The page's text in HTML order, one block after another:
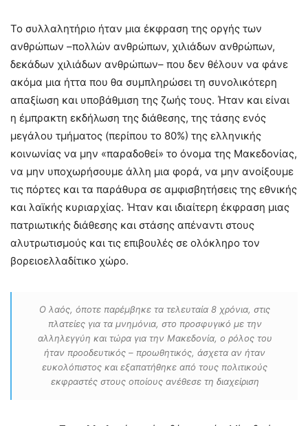
Το συλλαλητήριο ήταν μια έκφραση της οργής των
ανθρώπων –πολλών ανθρώπων, χιλιάδων ανθρώπων,
δεκάδων χιλιάδων ανθρώπων– που δεν θέλουν να φάνε
ακόμα μια ήττα που θα συμπληρώσει τη συνολικότερη
απαξίωση και υποβάθμιση της ζωής τους. Ήταν και είναι
η έμπρακτη εκδήλωση της διάθεσης, της τάσης ενός
μεγάλου τμήματος (περίπου το 80%) της ελληνικής
κοινωνίας να μην «παραδοθεί» το όνομα της Μακεδονίας,
να μην υποχωρήσουμε άλλη μια φορά, να μην ανοίξουμε
τις πόρτες και τα παράθυρα σε αμφισβητήσεις της εθνικής
και λαϊκής κυριαρχίας. Ήταν και ιδιαίτερη έκφραση μιας
πατριωτικής διάθεσης και στάσης απέναντι στους
αλυτρωτισμούς και τις επιβουλές σε ολόκληρο τον
βορειοελλαδίτικο χώρο.
Ο λαός, όποτε παρέμβηκε τα τελευταία 8 χρόνια, στις
πλατείες για τα μνημόνια, στο προσφυγικό με την
αλληλεγγύη και τώρα για την Μακεδονία, ο ρόλος του
ήταν προοδευτικός – προωθητικός, άσχετα αν ήταν
ευκολόπιστος και εξαπατήθηκε από τους πολιτικούς
εκφραστές στους οποίους ανέθεσε τη διαχείριση